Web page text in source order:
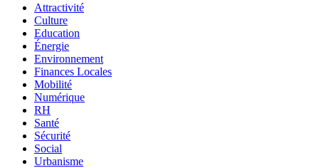
Attractivité
Culture
Education
Énergie
Environnement
Finances Locales
Mobilité
Numérique
RH
Santé
Sécurité
Social
Urbanisme